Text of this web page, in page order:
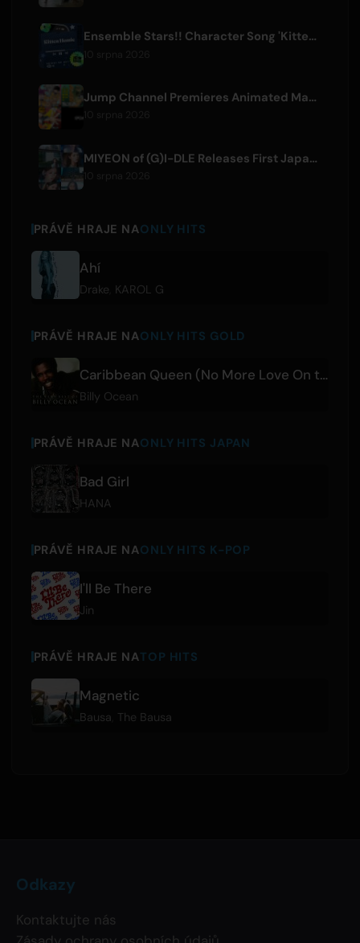
Ensemble Stars!! Character Song 'Kitten Homie' by Ritsu Sakuma Releases Worldwide
Jump Channel Premieres Animated Manga for Three New Shonen Jump Series
MIYEON of (G)I-DLE Releases First Japanese Solo Single 'RUN AWAY'
PRÁVĚ HRAJE NAONLY HITS
Ahí
Drake KAROL G
PRÁVĚ HRAJE NAONLY HITS GOLD
Caribbean Queen (No More Love On the Run)
Billy Ocean
PRÁVĚ HRAJE NAONLY HITS JAPAN
Bad Girl
HANA
PRÁVĚ HRAJE NAONLY HITS K-POP
I'll Be There
Jin
PRÁVĚ HRAJE NATOP HITS
Magnetic
Bausa The Bausa
Odkazy
Kontaktujte nás